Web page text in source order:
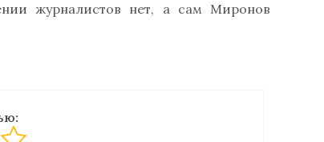
журналистов нет, а сам Миронов